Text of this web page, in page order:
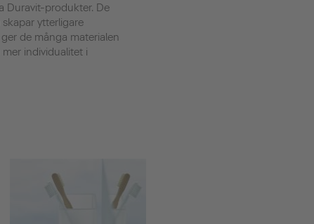
Duravit-produkter. De
ytterligare
de många materialen
individualitet i